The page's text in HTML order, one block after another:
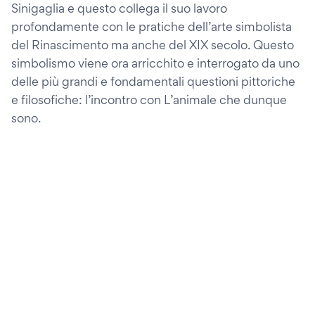
Sinigaglia e questo collega il suo lavoro
profondamente con le pratiche dell’arte simbolista
del Rinascimento ma anche del XIX secolo. Questo
simbolismo viene ora arricchito e interrogato da uno
delle più grandi e fondamentali questioni pittoriche
e filosofiche: l’incontro con L’animale che dunque
sono.